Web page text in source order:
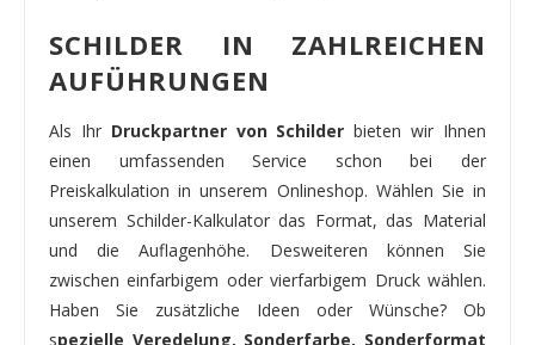
SCHILDER IN ZAHLREICHEN
AUFÜHRUNGEN
Als Ihr Druckpartner von Schilderbieten wir Ihnen
einen umfassenden Service schon bei der
Preiskalkulation in unserem Onlineshop. Wählen Sie in
unserem Schilder-Kalkulator das Format, das Material
und die Auflagenhöhe. Desweiteren können Sie
zwischen einfarbigem oder vierfarbigem Druck wählen.
Haben Sie zusätzliche Ideen oder Wünsche? Ob
spezielle Veredelung, Sonderfarbe, Sonderformat